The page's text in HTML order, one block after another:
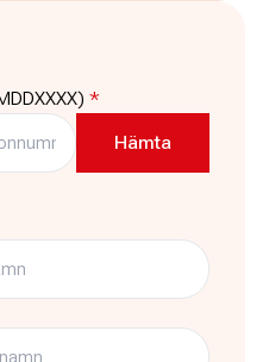
Plats
ABF-huset, Sveavägen 41
Stockholm
3
*